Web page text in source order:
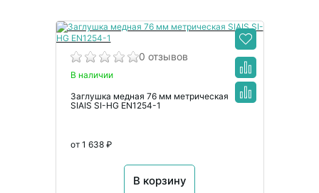
0 отзывов
В наличии
Заглушка медная 76 мм метрическая
SIAIS SI-HG EN1254-1
от 1 638 ₽
В корзину